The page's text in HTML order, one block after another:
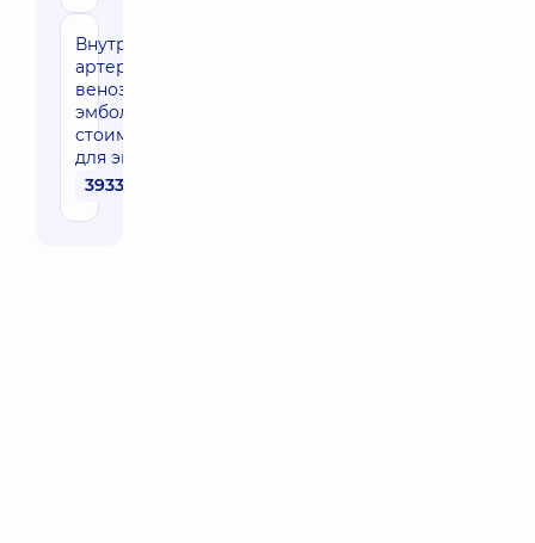
Внутрисосудистая
артериальная и
венозная
эмболизация (без
стоимости набора
для эмболизации)
39330 грн